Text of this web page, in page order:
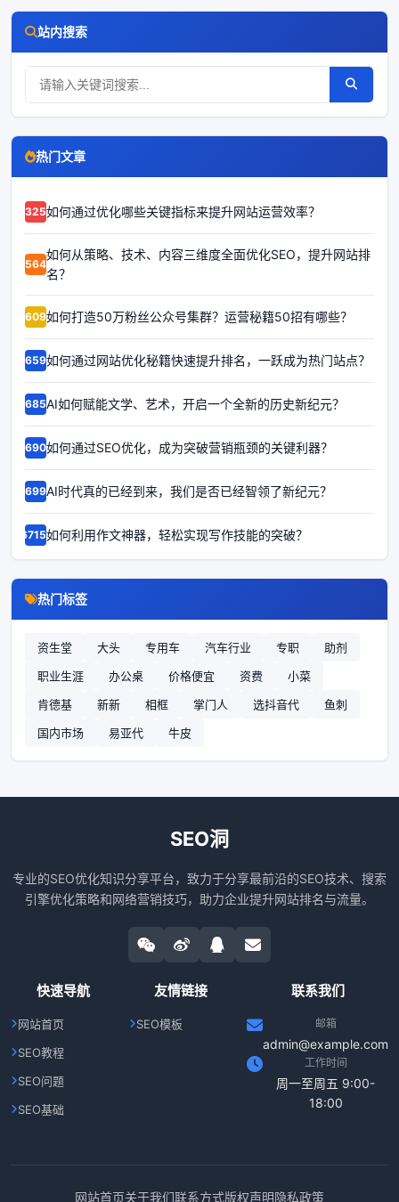
站内搜索
热门文章
63254如何通过优化哪些关键指标来提升网站运营效率？
65642
如何从策略、技术、内容三维度全面优化SEO，提升网站排
名？
66095如何打造50万粉丝公众号集群？运营秘籍50招有哪些？
66594如何通过网站优化秘籍快速提升排名，一跃成为热门站点？
66850AI如何赋能文学、艺术，开启一个全新的历史新纪元？
66900如何通过SEO优化，成为突破营销瓶颈的关键利器？
66998AI时代真的已经到来，我们是否已经智领了新纪元？
67151如何利用作文神器，轻松实现写作技能的突破？
热门标签
资生堂 大头 专用车 汽车行业 专职
助剂
职业生涯
办公桌 价格便宜 资费
小菜
肯德基
新新 相框 掌门人 选抖音代
鱼刺
国内市场
易亚代 牛皮
SEO洞
专业的SEO优化知识分享平台，致力于分享最前沿的SEO技术、搜索
引擎优化策略和网络营销技巧，助力企业提升网站排名与流量。
快速导航
网站首页
SEO教程
SEO问题
SEO基础
友情链接
SEO模板
联系我们
邮箱
admin@example.com
工作时间
周一至周五 9:00-
18:00
网站首页关于我们联系方式版权声明隐私政策